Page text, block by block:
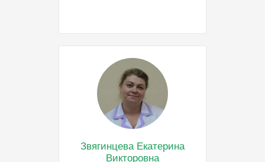
Звягинцева Екатерина
Викторовна